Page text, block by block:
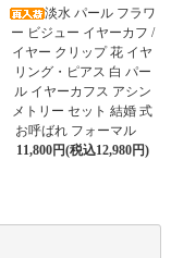
淡水 パール フラワ
ー ビジュー イヤーカフ /
イヤー クリップ 花 イヤ
リング・ピアス 白 パー
ル イヤーカフス アシン
メトリー セット 結婚 式
お呼ばれ フォーマル
11,800円(税込12,980円)